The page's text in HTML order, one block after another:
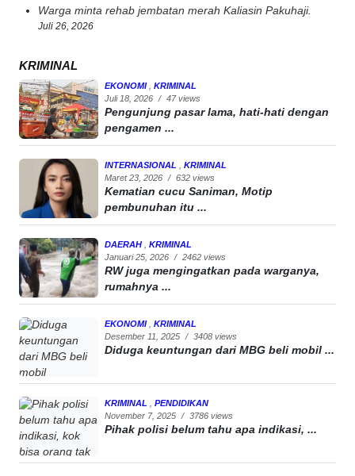
Warga minta rehab jembatan merah Kaliasin Pakuhaji.
Juli 26, 2026
KRIMINAL
EKONOMI
KRIMINAL
Juli 18, 2026 / 47 views
Pengunjung pasar lama, hati-hati dengan
pengamen ...
INTERNASIONAL
KRIMINAL
Maret 23, 2026 / 632 views
Kematian cucu Saniman, Motip
pembunuhan itu ...
DAERAH
KRIMINAL
Januari 25, 2026 / 2462 views
RW juga mengingatkan pada warganya,
rumahnya ...
EKONOMI
KRIMINAL
Desember 11, 2025 / 3408 views
Diduga keuntungan dari MBG beli mobil ...
KRIMINAL
PENDIDIKAN
November 7, 2025 / 3786 views
Pihak polisi belum tahu apa indikasi, ...